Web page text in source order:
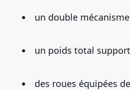
un double
un poids total
des roues équipées